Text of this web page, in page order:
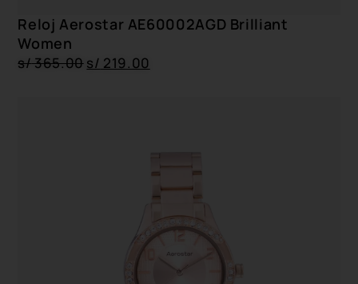
Reloj Aerostar AE60002AGD Brilliant
Women
s/365.00s/ 219.00